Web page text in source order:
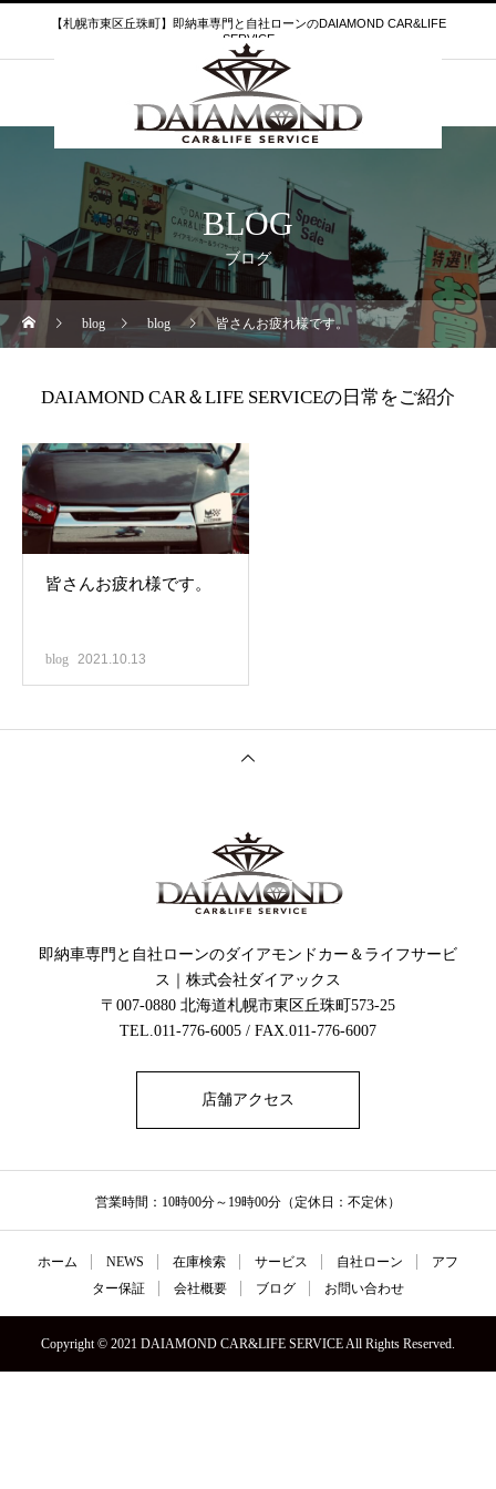
【札幌市東区丘珠町】即納車専門と自社ローンのDAIAMOND CAR&LIFE
SERVICE
BLOG
ブログ
blog blog 皆さんお疲れ様です。
DAIAMOND CAR＆LIFE SERVICEの日常をご紹介
皆さんお疲れ様です。
blog 2021.10.13
即納車専門と自社ローンのダイアモンドカー＆ライフサービ
ス｜株式会社ダイアックス
〒007-0880 北海道札幌市東区丘珠町573-25
TEL.011-776-6005 / FAX.011-776-6007
店舗アクセス
営業時間：10時00分～19時00分（定休日：不定休）
ホーム NEWS 在庫検索 サービス 自社ローン
アフ
ター保証
会社概要 ブログ お問い合わせ
Copyright © 2021 DAIAMOND CAR&LIFE SERVICE All Rights Reserved.